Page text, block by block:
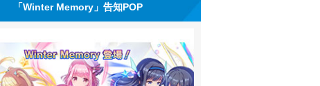
「Winter Memory」告知POP